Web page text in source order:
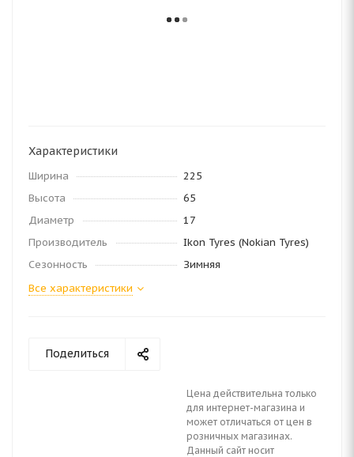
Характеристики
Ширина
225
Высота
65
Диаметр
17
Производитель
Ikon Tyres (Nokian Tyres)
Сезонность
Зимняя
Все характеристики
Поделиться
Цена действительна только
для интернет-магазина и
может отличаться от цен в
розничных магазинах.
Данный сайт носит